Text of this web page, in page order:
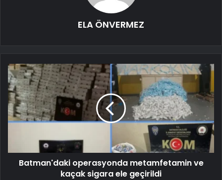
ELA ÖNVERMEZ
Batman'daki operasyonda metamfetamin ve
kaçak sigara ele geçirildi